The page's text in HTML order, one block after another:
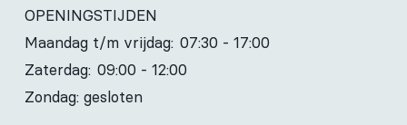
OPENINGSTIJDEN
Maandag t/m vrijdag: 07:30 - 17:00
Zaterdag: 09:00 - 12:00
Zondag: gesloten